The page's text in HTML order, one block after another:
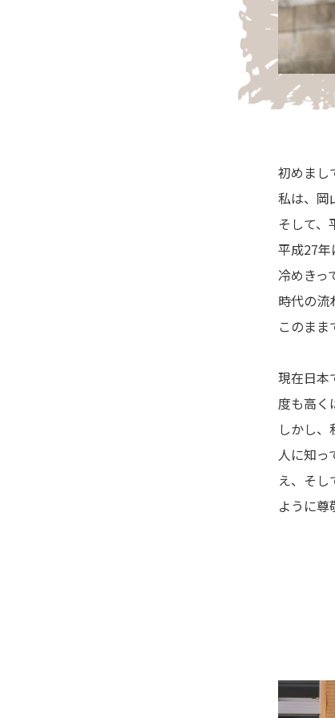
初めまし
私は、岡
そして、
平成27年
冷めきっ
時代の流
このまま
現在日本
度も高く
しかし
人に知っ
え、そし
ように尊